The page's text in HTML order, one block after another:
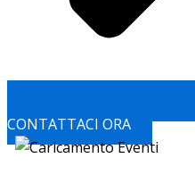
CONTATTACI ORA